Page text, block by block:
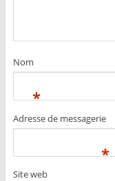
Nom
*
Adresse de messagerie
*
Site web